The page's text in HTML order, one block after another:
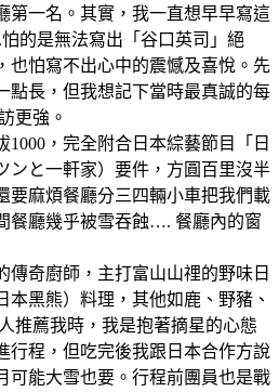
第一名。其實，我一直想早早寫這
的是無法寫出「谷口英司」絕
也怕寫不出心中的震憾及喜悅。先
點長，但我想記下當時最真誠的每
更強。
，完全附合日本綜藝節目「日
ンと一軒家）要件，方圓百里沒半
要麻煩餐廳分三四輛小車把我們載
餐廳幾乎被雪吞蝕…. 餐廳內的窗
傳奇廚師，主打富山山𥚃的野味日
本黑熊）料理，其他如鹿、野豬、
推薦我時，我是抱著摘星的心態
行程，但吃完後我跟日本合作方說
可能大雪也要。行程前團員也是戰